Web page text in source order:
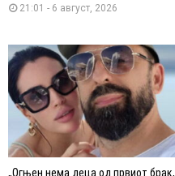
21:01 - 6 август, 2026
„Огњен нема деца од првиот брак,